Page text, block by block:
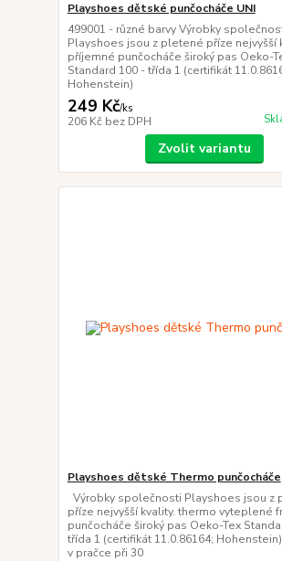
Playshoes dětské punčocháče UNI
499001 - různé barvy Výrobky
Playshoes jsou z pletené příze nejvyšší
příjemné punčocháče široký pas Oeko-
Standard 100 - třída 1 (certifikát
Hohenstein)
249 Kč/ks
206 Kč bez DPH
Zvolit variantu
Playshoes dětské Thermo punčocháče
Výrobky společnosti Playshoes jsou z
příze nejvyšší kvality. thermo vyteplené
punčocháče široký pas Oeko-Tex
třída 1 (certifikát 11.0.86164;
v pračce při 30